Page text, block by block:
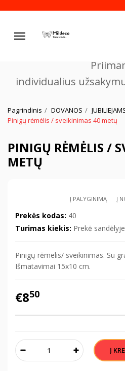
Navigacija
individualius
Pagrindinis DOVANOS
Pinigų rėmėlis / sveikinimas 40 metų
PINIGŲ RĖMĖLIS /
METŲ
Į PALYGINIMĄ Į
Prekės kodas: 40
Turimas kiekis: Prekė sandėlyje
Pinigų rėmelis/ sveikinimas. Su
Išmatavimai 15x10 cm.
€850